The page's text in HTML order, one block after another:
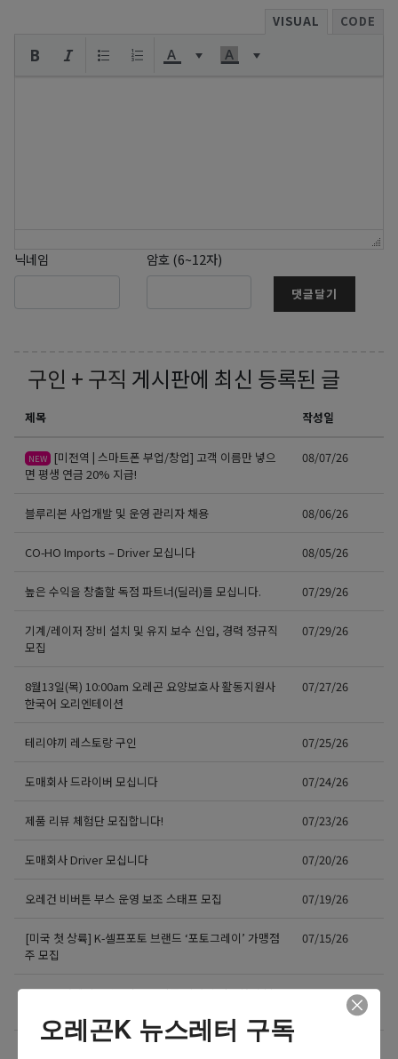
VISUAL CODE
닉네임 암호 (6~12자)
댓글달기
구인 + 구직 게시판에 최신 등록된 글
제목 작성일
NEW
[미전역 | 스마트폰 부업/창업] 고객 이름만 넣으
면 평생 연금 20% 지급!
08/07/26
블루리본 사업개발 및 운영 관리자 채용 08/06/26
CO-HO Imports – Driver 모십니다 08/05/26
높은 수익을 창출할 독점 파트너(딜러)를 모십니다. 07/29/26
기계/레이저 장비 설치 및 유지 보수 신입, 경력 정규직
모집
07/29/26
8월13일(목) 10:00am 오레곤 요양보호사 활동지원사
한국어 오리엔테이션
07/27/26
테리야끼 레스토랑 구인 07/25/26
도매회사 드라이버 모십니다 07/24/26
제품 리뷰 체험단 모집합니다! 07/23/26
도매회사 Driver 모십니다 07/20/26
오레건 비버튼 부스 운영 보조 스태프 모집 07/19/26
[미국 첫 상륙] K-셀프포토 브랜드 ‘포토그레이’ 가맹점
주 모집
07/15/26
❤️❤️❤️ 마케팅 / 광고 홍보 / 각종 디자인 필요하신 분!
07/15/26
오레곤K 뉴스레터 구독